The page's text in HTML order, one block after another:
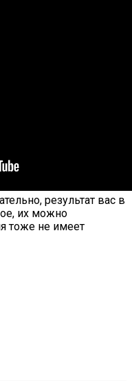
результат вас в
их можно
тоже не имеет